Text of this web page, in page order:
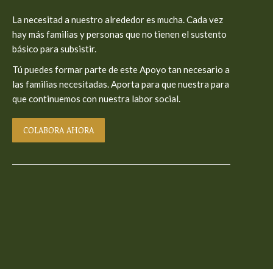
new
window
new
window
new
window
La necesitad a nuestro alrededor es mucha. Cada vez
hay más familias y personas que no tienen el sustento
básico para subsistir.
Tú puedes formar parte de este Apoyo tan necesario a
las familias necesitadas. Aporta para que nuestra para
que continuemos con nuestra labor social.
COLABORA AHORA